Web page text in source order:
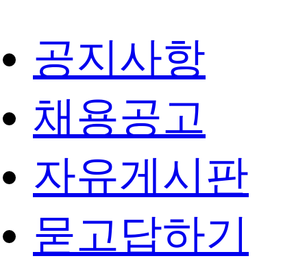
공지사항
채용공고
자유게시판
묻고답하기